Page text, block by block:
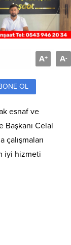
A+ A-
OL
esnaf ve
Başkanı Celal
çalışmaları
iyi hizmeti